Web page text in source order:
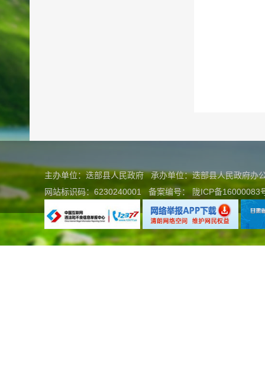
主办单位：迭部县人民政府 承办单位：迭部县人民政府
网站标识码：6230240001
备案编号： 陇ICP备16000083